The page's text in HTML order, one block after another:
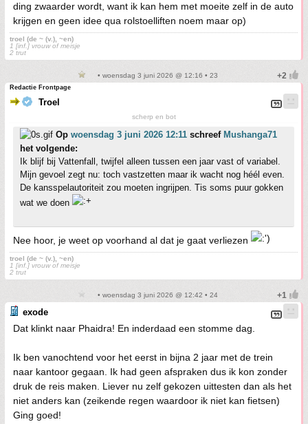
ding zwaarder wordt, want ik kan hem met moeite zelf in de auto
krijgen en geen idee qua rolstoelliften noem maar op)
troel (de ~ (v.), ~en)
1 [inf.] vrouw of meisje
2 trut
• woensdag 3 juni 2026 @ 12:16 • 23
Redactie Frontpage
Troel
scherp en bot
Op woensdag 3 juni 2026 12:11 schreef Mushanga71
het volgende:
Ik blijf bij Vattenfall, twijfel alleen tussen een jaar vast of variabel.
Mijn gevoel zegt nu: toch vastzetten maar ik wacht nog héél even.
De kansspelautoriteit zou moeten ingrijpen. Tis soms puur gokken
wat we doen
Nee hoor, je weet op voorhand al dat je gaat verliezen
troel (de ~ (v.), ~en)
1 [inf.] vrouw of meisje
2 trut
• woensdag 3 juni 2026 @ 12:42 • 24
exode
Dat klinkt naar Phaidra! En inderdaad een stomme dag.
Ik ben vanochtend voor het eerst in bijna 2 jaar met de trein
naar kantoor gegaan. Ik had geen afspraken dus ik kon zonder
druk de reis maken. Liever nu zelf gekozen uittesten dan als het
niet anders kan (zeikende regen waardoor ik niet kan fietsen)
Ging goed!